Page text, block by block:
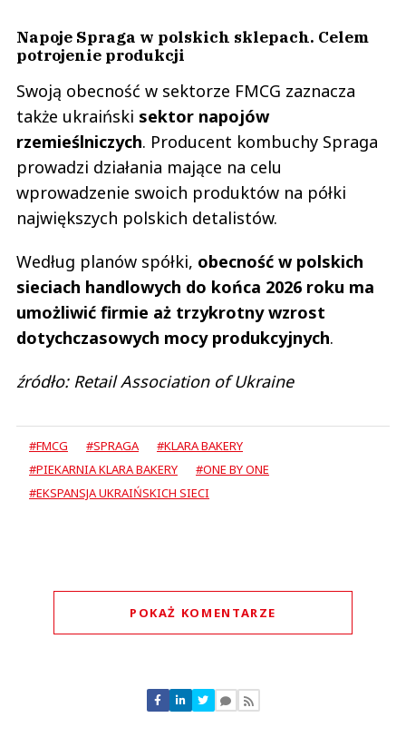
Napoje Spraga w polskich sklepach. Celem
potrojenie produkcji
Swoją obecność w sektorze FMCG zaznacza
także ukraiński sektor napojów
rzemieślniczych. Producent kombuchy Spraga
prowadzi działania mające na celu
wprowadzenie swoich produktów na półki
największych polskich detalistów.
Według planów spółki, obecność w polskich
sieciach handlowych do końca 2026 roku ma
umożliwić firmie aż trzykrotny wzrost
dotychczasowych mocy produkcyjnych.
źródło: Retail Association of Ukraine
#FMCG #SPRAGA
#KLARA BAKERY
#PIEKARNIA KLARA BAKERY
#ONE BY ONE
#EKSPANSJA UKRAIŃSKICH SIECI
POKAŻ KOMENTARZE